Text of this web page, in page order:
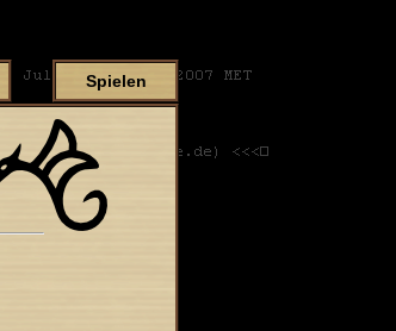
Spielen